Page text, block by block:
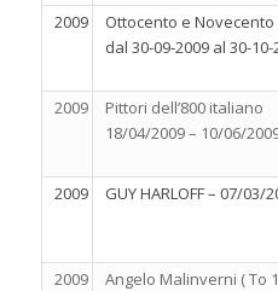
2009
Ottocento e Novecento
dal 30-09-2009 al 30-10-
2009
Pittori dell’800 italiano
18/04/2009 – 10/06/
2009 GUY HARLOFF – 07/03/
2009
Angelo Malinverni ( To